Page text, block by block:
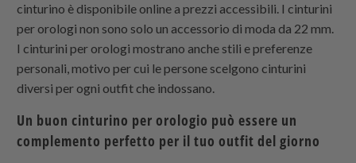
cinturino è disponibile online a prezzi accessibili. I cinturini
per orologi non sono solo un accessorio di moda da 22 mm.
I cinturini per orologi mostrano anche stili e preferenze
personali, motivo per cui le persone scelgono cinturini
diversi per ogni outfit che indossano.
Un buon cinturino per orologio può essere un
complemento perfetto per il tuo outfit del giorno